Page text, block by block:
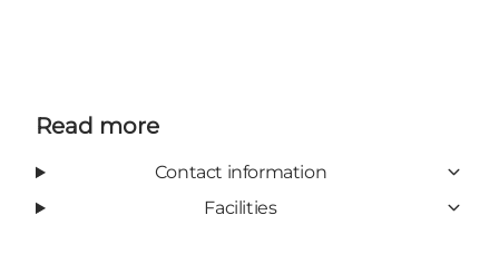
Read more
Contact information
Facilities